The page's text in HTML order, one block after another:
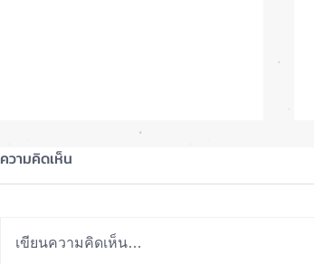
ความคิดเห็น
เขียนความคิดเห็น…